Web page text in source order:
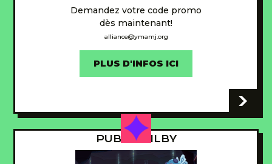
Demandez votre code promo
dès maintenant!
alliance@ymamj.org
PLUS D'INFOS ICI
-
PUB - GUILBY